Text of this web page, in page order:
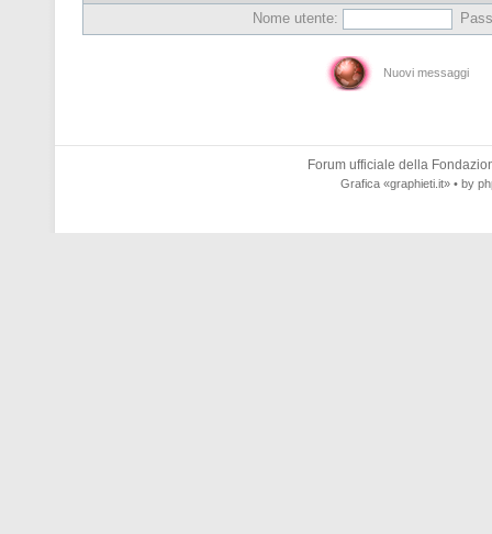
Nome utente:
Nuovi messaggi
Forum ufficiale della
Grafica «graphieti.it» • by